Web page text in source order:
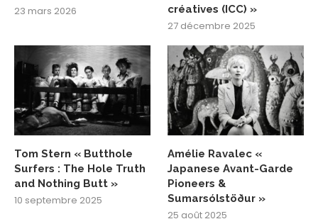
23 mars 2026
créatives (ICC) »
27 décembre 2025
Tom Stern « Butthole
Surfers : The Hole Truth
and Nothing Butt »
10 septembre 2025
Amélie Ravalec «
Japanese Avant-Garde
Pioneers &
Sumarsólstöður »
25 août 2025